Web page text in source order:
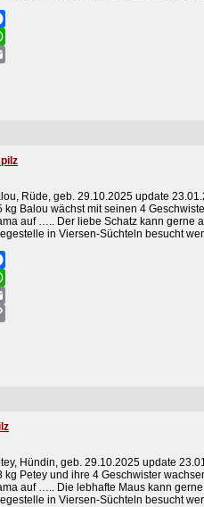
Rüde, geb. 29.10.2025 update
kg Balou wächst mit seinen 4
auf ….. Der liebe Schatz kann gerne
in Viersen-Süchteln besucht
Hündin, geb. 29.10.2025 update
kg Petey und ihre 4 Geschwister
auf ….. Die lebhafte Maus kann
in Viersen-Süchteln besucht